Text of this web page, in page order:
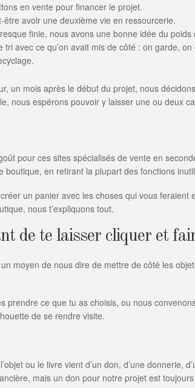
en vente pour financer le projet.
être avoir une deuxième vie en ressourcerie.
finie, nous avons une bonne idée du
tri avec ce qu’on avait mis de côté : on garde,
un mois après le début du projet, nous
nous espérons pouvoir y laisser une ou deux
pour ces sites spécialisés de vente en
boutique, en retirant la plupart des fonctions
un panier avec les choses qui vous
nous t’expliquons tout.
de te laisser cliquer et
moyen de nous dire de mettre de côté les
prendre ce que tu as choisis, ou nous
de se rendre visite.
l’objet ou le livre vient d’un don, d’une donnerie,
mais un don pour notre projet est